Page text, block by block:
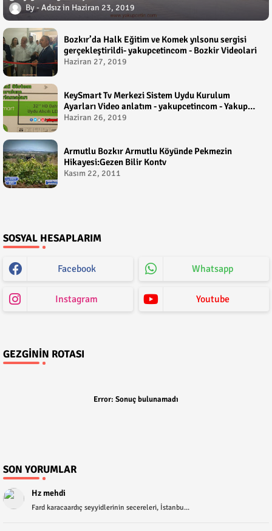
Adsız Haziran 23, 2019
Bozkır’da Halk Eğitim ve Komek yılsonu sergisi
gerçekleştirildi- yakupcetincom - Bozkir Videolari
Haziran 27, 2019
KeySmart Tv Merkezi Sistem Uydu Kurulum
Ayarları Video anlatım - yakupcetincom - Yakup
Çetin
Haziran 26, 2019
Armutlu Bozkır Armutlu Köyünde Pekmezin
Hikayesi:Gezen Bilir Kontv
Kasım 22, 2011
SOSYAL HESAPLARIM
Facebook Whatsapp
Instagram Youtube
GEZGININ ROTASI
Error: Sonuç bulunamadı
SON YORUMLAR
Hz mehdi
Fard karacaardıç seyyidlerinin secereleri, İstanbu...